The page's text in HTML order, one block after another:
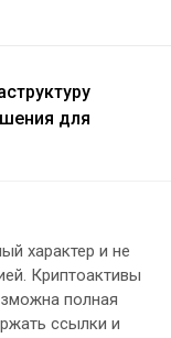
для
характер и не
Криптоактивы
полная
ссылки и